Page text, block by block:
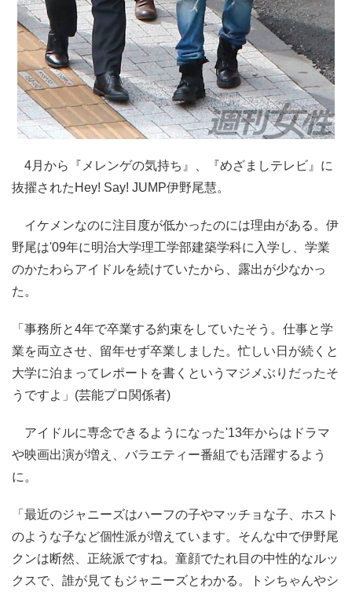
4月から『メレンゲの気持ち』、『めざましテレビ』に
抜擢されたHey! Say! JUMP伊野尾慧。
イケメンなのに注目度が低かったのには理由がある。伊
野尾は'09年に明治大学理工学部建築学科に入学し、学業
のかたわらアイドルを続けていたから、露出が少なかっ
た。
「事務所と4年で卒業する約束をしていたそう。仕事と学
業を両立させ、留年せず卒業しました。忙しい日が続くと
大学に泊まってレポートを書くというマジメぶりだったそ
うですよ」(芸能プロ関係者)
アイドルに専念できるようになった'13年からはドラマ
や映画出演が増え、バラエティー番組でも活躍するよう
に。
「最近のジャニーズはハーフの子やマッチョな子、ホスト
のような子など個性派が増えています。そんな中で伊野尾
クンは断然、正統派ですね。童顔でたれ目の中性的なルッ
クスで、誰が見てもジャニーズとわかる。トシちゃんやシ